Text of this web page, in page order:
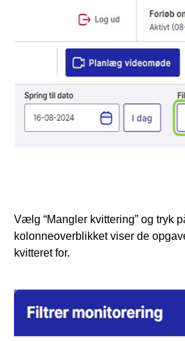
Vælg “Mangler kvittering” og tryk
kolonneoverblikket viser de
kvitteret for.